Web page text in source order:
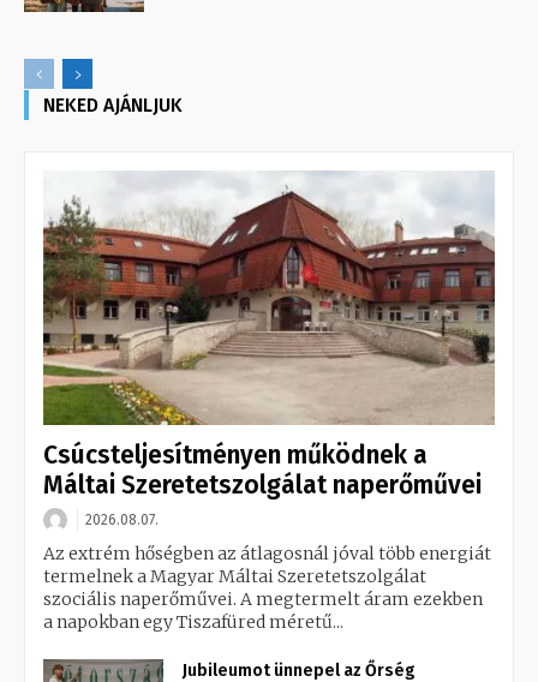
NEKED AJÁNLJUK
Csúcsteljesítményen működnek a
Máltai Szeretetszolgálat naperőművei
2026.08.07.
Az extrém hőségben az átlagosnál jóval több energiát
termelnek a Magyar Máltai Szeretetszolgálat
szociális naperőművei. A megtermelt áram ezekben
a napokban egy Tiszafüred méretű...
Jubileumot ünnepel az Őrség